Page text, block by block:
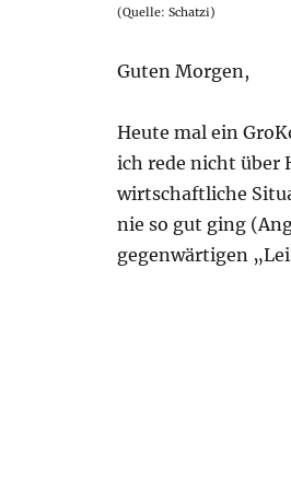
(Quelle: Schatzi)
Guten Morgen,
Heute mal ein
ich rede nicht über
wirtschaftliche
nie so gut ging
gegenwärtigen